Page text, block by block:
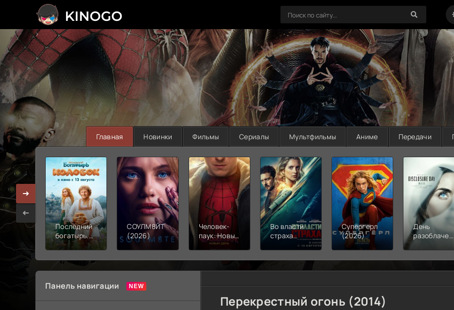
>
Главная Новинки Фильмы Сериалы Мультфильмы Аниме Передачи
Последний
богатырь.
Колобок
СОУЛМ8ЙТ
(2026)
Человек-
паук: Новый
день (2026)
Во власти
страха
Супергерл
(2026)
День
Панель навигации
Перекрестный огонь (2014)